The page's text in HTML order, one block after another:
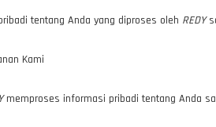
tentang Anda yang diproses oleh REDY
Kami
memproses informasi pribadi tentang Anda